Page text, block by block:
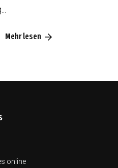
Mehr lesen
online